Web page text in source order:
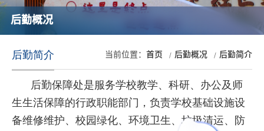
后勤概况
当前位置： 首页 后勤概况 后勤简介
后勤简介
后勤保障处是服务学校教学、科研、办公及师
生生活保障的行政职能部门， 负责学校基础设施设
备维修维护、校园绿化、环境卫生、垃圾清运、
防